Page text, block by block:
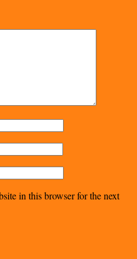
in this browser for the next